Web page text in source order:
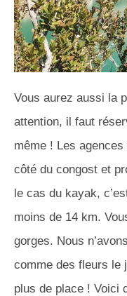
Vous aurez aussi la
attention, il faut
même ! Les
côté du congost et
le cas du kayak,
moins de 14 km.
gorges. Nous
comme des fleurs le
plus de place ! Voici